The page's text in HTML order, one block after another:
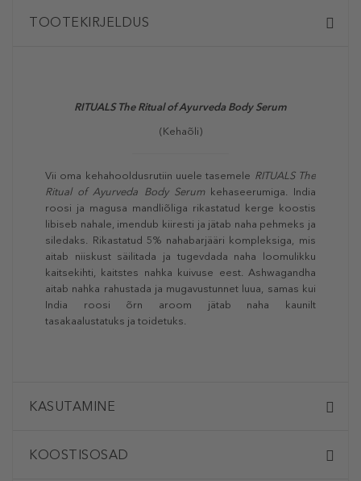
TOOTEKIRJELDUS
RITUALS The Ritual of Ayurveda Body Serum
(Kehaõli)
Vii oma kehahooldusrutiin uuele tasemele RITUALS The
Ritual of Ayurveda Body Serum kehaseerumiga. India
roosi ja magusa mandliõliga rikastatud kerge koostis
libiseb nahale, imendub kiiresti ja jätab naha pehmeks ja
siledaks. Rikastatud 5% nahabarjääri kompleksiga, mis
aitab niiskust säilitada ja tugevdada naha loomulikku
kaitsekihti, kaitstes nahka kuivuse eest. Ashwagandha
aitab nahka rahustada ja mugavustunnet luua, samas kui
India roosi õrn aroom jätab naha kaunilt
tasakaalustatuks ja toidetuks.
KASUTAMINE
KOOSTISOSAD